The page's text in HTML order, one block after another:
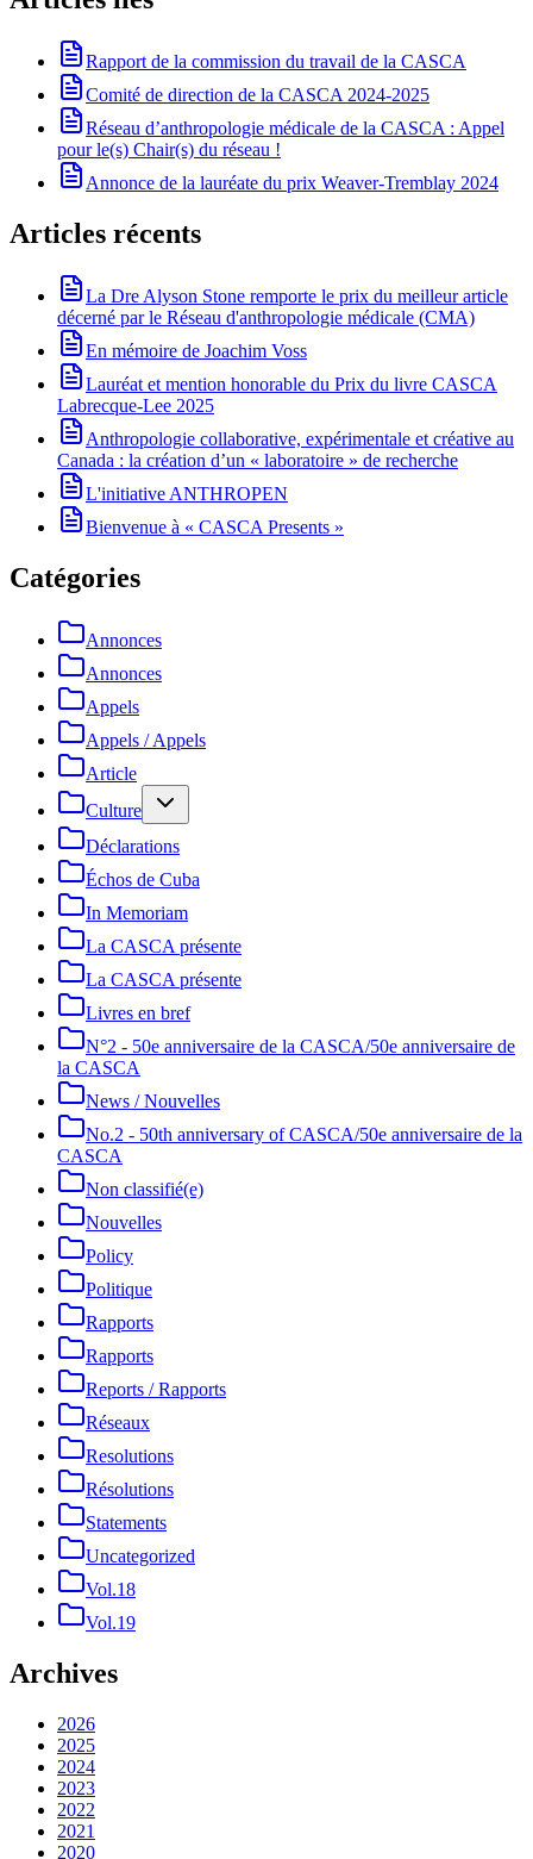
Rapport de la commission du travail de la CASCA
Comité de direction de la CASCA 2024-2025
Réseau d’anthropologie médicale de la CASCA : Appel
pour le(s) Chair(s) du réseau !
Annonce de la lauréate du prix Weaver-Tremblay 2024
Articles récents
La Dre Alyson Stone remporte le prix du meilleur article
décerné par le Réseau d'anthropologie médicale (CMA)
En mémoire de Joachim Voss
Lauréat et mention honorable du Prix du livre CASCA
Labrecque-Lee 2025
Anthropologie collaborative, expérimentale et créative au
Canada : la création d’un « laboratoire » de recherche
L'initiative ANTHROPEN
Bienvenue à « CASCA Presents »
Catégories
Annonces
Annonces
Appels
Appels / Appels
Article
Culture
Déclarations
Échos de Cuba
In Memoriam
La CASCA présente
La CASCA présente
Livres en bref
N°2 - 50e anniversaire de la CASCA/50e anniversaire de
la CASCA
News / Nouvelles
No.2 - 50th anniversary of CASCA/50e anniversaire de la
CASCA
Non classifié(e)
Nouvelles
Policy
Politique
Rapports
Rapports
Reports / Rapports
Réseaux
Resolutions
Résolutions
Statements
Uncategorized
Vol.18
Vol.19
Archives
2026
2025
2024
2023
2022
2021
2020